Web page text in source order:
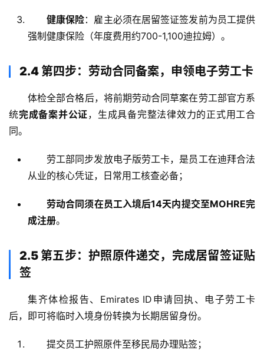
健康保险：雇主必须在居留签证签发前为员工提供
强制健康保险（年度费用约700-1,100迪拉姆） 。
2.4 第四步：劳动合同备案，申领电子劳工卡
体检全部合格后，将前期劳动合同草案在劳工部官方系
统完成备案并公证，生成具备完整法律效力的正式用工合
同。
劳工部同步发放电子版劳工卡，是员工在迪拜合法
从业的核心凭证，日常用工核查必备；
劳动合同须在员工入境后14天内提交至MOHRE完
成注册。
2.5 第五步：护照原件递交，完成居留签证贴
签
集齐体检报告、Emirates ID申请回执、电子劳工卡
后，即可将临时入境身份转换为长期居留身份。
提交员工护照原件至移民局办理贴签；